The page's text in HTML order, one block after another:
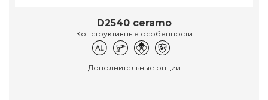
D2540 ceramo
Конструктивные особенности
Дополнительные опции